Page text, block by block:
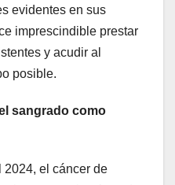
evidentes en sus
imprescindible prestar
y acudir al
posible.
sangrado como
2024, el cáncer de